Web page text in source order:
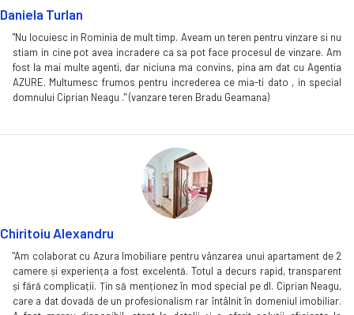
Daniela Turlan
"Nu locuiesc in Rominia de mult timp. Aveam un teren pentru vinzare si nu
stiam in cine pot avea incradere ca sa pot face procesul de vinzare. Am
fost la mai multe agenti, dar niciuna ma convins, pina am dat cu Agentia
AZURE. Multumesc frumos pentru increderea ce mia-ti dato , in special
domnului Ciprian Neagu ." (vanzare teren Bradu Geamana)
Chiritoiu Alexandru
"Am colaborat cu Azura Imobiliare pentru vânzarea unui apartament de 2
camere și experiența a fost excelentă. Totul a decurs rapid, transparent
și fără complicații. Țin să menționez în mod special pe dl. Ciprian Neagu,
care a dat dovadă de un profesionalism rar întâlnit în domeniul imobiliar.